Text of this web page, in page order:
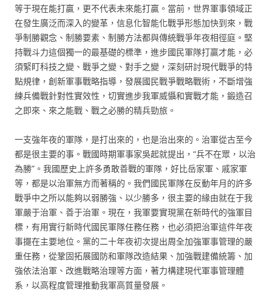
等于現在能打贏，更不代表未來能打贏。當前，世界軍事領域正
在發生廣泛而深入的變革，信息化智能化戰爭形態加快到來，戰
爭制勝觀念、制勝要素、制勝方法都與傳統戰爭年夜相徑庭。堅
持戰斗力這個獨一的最基礎的標準，進步國民軍隊打贏才能，必
須緊盯科技之變、戰爭之變、對手之變，深刻研討現代戰爭的特
點規律，創新軍事戰略指導，發展國民戰爭戰略戰術，不斷增強
練兵備戰針對性實效性，切實進步我軍威懾和實戰才能，鍛造召
之即來、來之能戰、戰之必勝的精兵勁旅。
一支強年夜的軍隊，是打出來的，也是治出來的。治軍從古至今
都是很主要的事。戰國時期軍事家吳起就提出，“兵不在眾，以治
為勝”。我國歷史上許多勇敢善戰的軍隊，好比岳家軍、戚家軍
等，都是以治軍無方而著稱的。我們國民軍隊在反動年月的許多
戰爭中之所以能夠以弱勝強、以少勝多，很主要的緣由就在于我
軍嚴于治軍、善于治軍。現在，我軍要實現黨在新時代的強軍目
標，有用實行新時代國民軍隊任務任務，也必須把治軍這件年夜
事擺在主要地位。黨的二十年夜初次提出周全加強軍事管理的嚴
重任務，從鞏固拓展國防和軍隊改造結果、加強戰建備統籌、加
強依法治軍、改進戰略治理等方面，著力構建現代軍事管理體
系，以高程度管理推動我軍高質量發展。